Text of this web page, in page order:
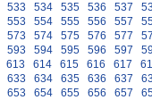
533 534 535 536 537
553 554 555 556 557
573 574 575 576 577
593 594 595 596 597
613 614 615 616 617
633 634 635 636 637
653 654 655 656 657